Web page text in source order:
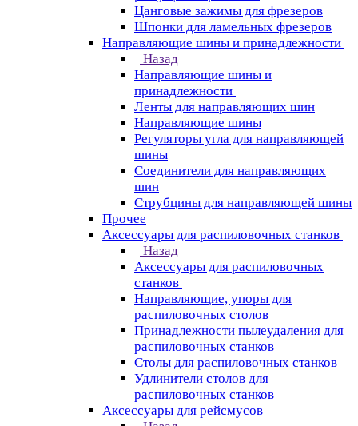
Цанговые зажимы для фрезеров
Шпонки для ламельных фрезеров
Направляющие шины и принадлежности
Назад
Направляющие шины и
принадлежности
Ленты для направляющих шин
Направляющие шины
Регуляторы угла для направляющей
шины
Соединители для направляющих
шин
Струбцины для направляющей шины
Прочее
Аксессуары для распиловочных станков
Назад
Аксессуары для распиловочных
станков
Направляющие, упоры для
распиловочных столов
Принадлежности пылеудаления для
распиловочных станков
Столы для распиловочных станков
Удлинители столов для
распиловочных станков
Аксессуары для рейсмусов